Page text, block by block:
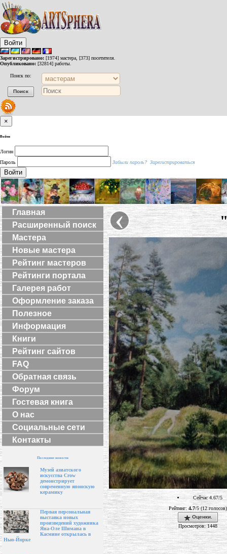
Войти
Зарегистрировано: [1974] мастера, [373] посетителя.
Опубликовано: [32814] работы.
Поиск по:
×
Войти
Логин
Пароль
Забыли пароль? Зарегистрироваться
Войти
Главная
Расширенный поиск
Мастера
Новые мастера
Рейтинг мастеров
Рейтинги портала
Галерея работ
Оформление заказа
Полезное
Информация
Книги
Рейтинг сайтов
FAQ
Обратная связь
Форум
Гостевая книга
О нас
Социальные сети
Контакты
Последние новости
Музей азиатского
искусства Crow
демонстрирует
современную японскую
керамику
Первая персональная
выставка новых
произведений художника
Яна-Оле Шимана в
Касмине открылась в
Нью-Йорке
‹
Сейчас 4.67/5
Рейтинг: 4.7/5 (12 голосов)
Оценки.
Просмотров: 1448